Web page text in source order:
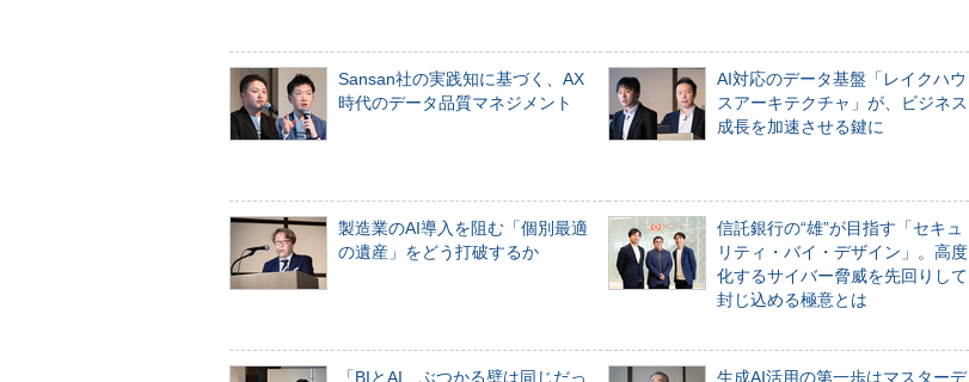
Sansan社の実践知に基づく、AX
時代のデータ品質マネジメント
AI対応のデータ基盤「レイクハウ
スアーキテクチャ」が、ビジネス
成長を加速させる鍵に
製造業のAI導入を阻む「個別最適
の遺産」をどう打破するか
信託銀行の“雄”が目指す「セキュ
リティ・バイ・デザイン」。高度
化するサイバー脅威を先回りして
封じ込める極意とは
「BIとAI、ぶつかる壁は同じだっ
生成AI活用の第一歩はマスターデ